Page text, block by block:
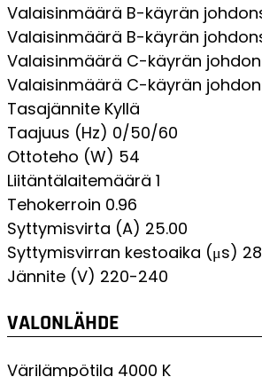
Valaisinmäärä B-käyrän
Valaisinmäärä B-käyrän
Valaisinmäärä C-käyrän
Valaisinmäärä C-käyrän
Tasajännite Kyllä
Taajuus (Hz) 0/50/60
Ottoteho (W) 54
Liitäntälaitemäärä 1
Tehokerroin 0.96
Syttymisvirta (A) 25.00
Syttymisvirran kestoaika (μs)
Jännite (V) 220-240
VALONLÄHDE
Värilämpötila 4000 K